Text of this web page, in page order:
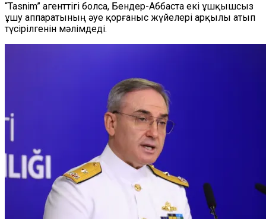
“Tasnim” агенттігі болса, Бендер-Аббаста екі ұшқышсыз
ұшу аппаратының әуе қорғаныс жүйелері арқылы атып
түсірілгенін мәлімдеді.